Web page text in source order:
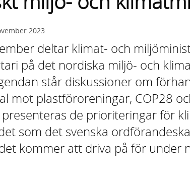
2023
deltar klimat- och
på det nordiska miljö- och
står diskussioner om
mot plastföroreningar, COP28
de prioriteringar för
som det svenska
kommer att driva på för under